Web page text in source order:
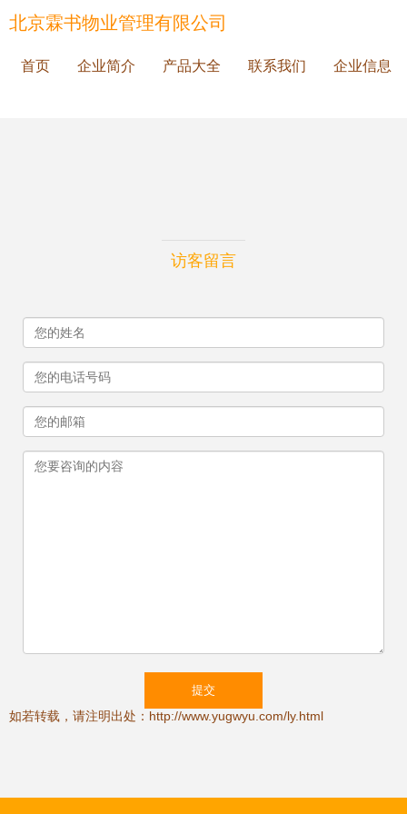
北京霖书物业管理有限公司
首页 企业简介 产品大全 联系我们 企业信息
访客留言
如若转载，请注明出处：http://www.yugwyu.com/ly.html